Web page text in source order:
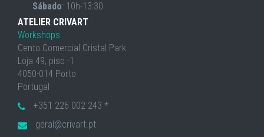
Sábado: 10h-13:30
ATELIER CRIVART
Workshops
Cento Comercial Cristal Park
Loja 49, piso -1
4050-014 Porto
Portugal
+351 226 002 243 *
geral@crivart.pt